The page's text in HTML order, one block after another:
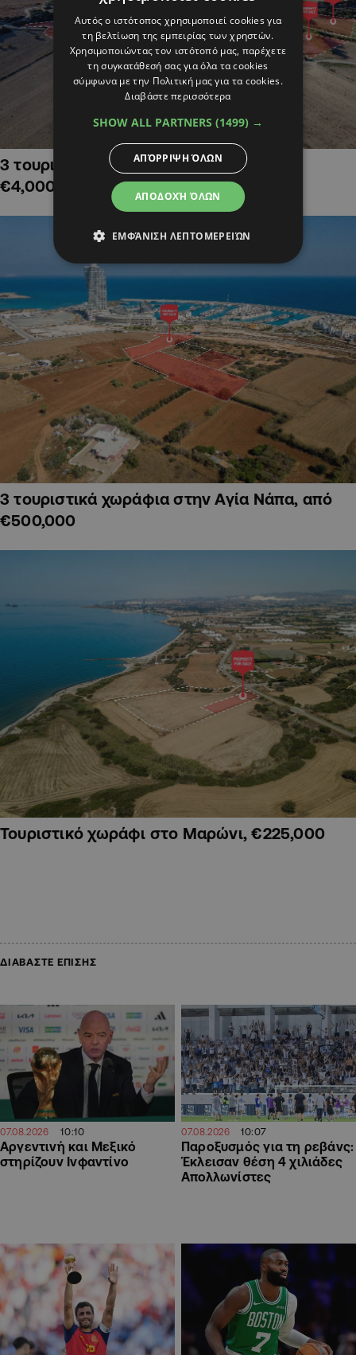
3 τουριστικά χωράφια στην Αλαμινό,
€4,000,000
3 τουριστικά χωράφια στην Αγία Νάπα, από
€500,000
Τουριστικό χωράφι στο Μαρώνι, €225,000
ΔΙΑΒΑΣΤΕ ΕΠΙΣΗΣ
07.08.2026 10:10
Αργεντινή και Μεξικό
στηρίζουν Ινφαντίνο
07.08.2026 10:07
Παροξυσμός για τη ρεβάνς:
Έκλεισαν θέση 4 χιλιάδες
Απολλωνίστες
Αυτός ο ιστότοπος χρησιμοποιεί cookies για
τη βελτίωση της εμπειρίας των χρηστών.
Χρησιμοποιώντας τον ιστότοπό μας, παρέχετε
τη συγκατάθεσή σας για όλα τα cookies
σύμφωνα με την Πολιτική μας για τα cookies.
Διαβάστε περισσότερα
SHOW ALL PARTNERS (1499) →
ΑΠΟΔΟΧΉ ΌΛΩΝ
ΑΠΌΡΡΙΨΗ ΌΛΩΝ
ΕΜΦΆΝΙΣΗ ΛΕΠΤΟΜΕΡΕΙΏΝ